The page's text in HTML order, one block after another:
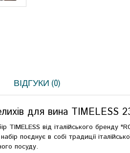
ВІДГУКИ (0)
для вина TIMELESS
TIMELESS від італійського
поєднує в собі традиції
посуду.